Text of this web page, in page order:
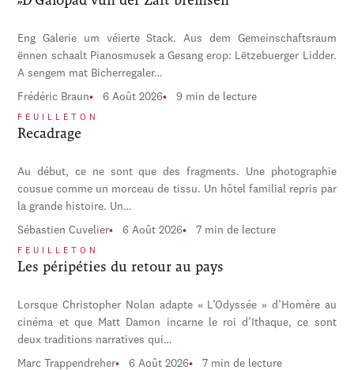
Eng Galerie um véierte Stack. Aus dem Gemeinschaftsraum
ënnen schaalt Pianosmusek a Gesang erop: Lëtzebuerger Lidder.
A sengem mat Bicherregaler…
Frédéric Braun 6 Août 2026 9 min de lecture
FEUILLETON
Recadrage
Au début, ce ne sont que des fragments. Une photographie
cousue comme un morceau de tissu. Un hôtel familial repris par
la grande histoire. Un…
Sébastien Cuvelier 6 Août 2026 7 min de lecture
FEUILLETON
Les péripéties du retour au pays
Lorsque Christopher Nolan adapte « L’Odyssée » d’Homère au
cinéma et que Matt Damon incarne le roi d’Ithaque, ce sont
deux traditions narratives qui…
Marc Trappendreher 6 Août 2026 7 min de lecture